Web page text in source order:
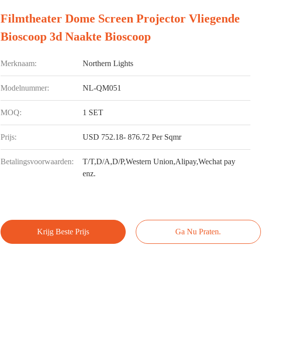
Filmtheater Dome Screen Projector Vliegende
Bioscoop 3d Naakte Bioscoop
Merknaam: Northern Lights
Modelnummer: NL-QM051
MOQ: 1 SET
Prijs: USD 752.18- 876.72 Per Sqmr
Betalingsvoorwaarden:
T/T,D/A,D/P,Western Union,Alipay,Wechat pay
enz.
Krijg Beste Prijs Ga Nu Praten.